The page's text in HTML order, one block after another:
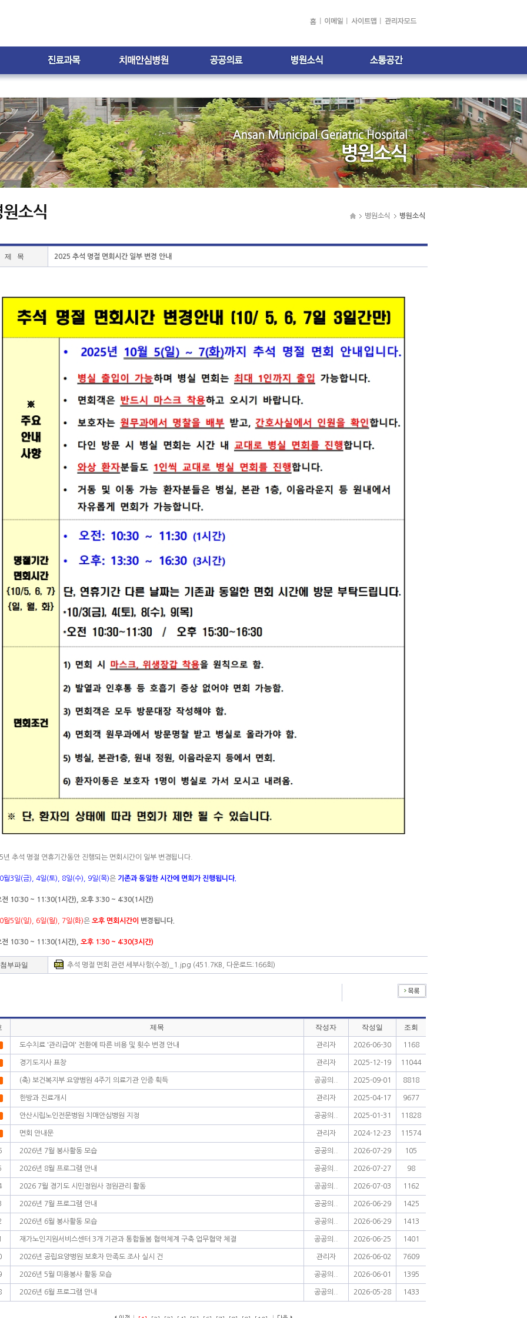
신경과
재활의학과
가정의학과
한방과
스누젤렌 치료실
지원프로그램
자원봉사 및 후원
가족 자조모임
프로그램 갤러리
월간소식지
병원소식
주간식단표
채용정보
고객의 소리
전문의 1:1 상담
병원소식 병원소식
제 목 2025 추석 명절 면회시간 일부 변경 안내
년 추석 명절 연휴기간동안 진행되는 면회시간이 일부 변경됩니다.
월3일(금), 4일(토), 8일(수), 9일(목)은 기존과 동일한 시간에 면회가 진행됩니다.
10:30 ~ 11:30(1시간), 오후 3:30 ~ 4:30(1시간)
월5일(일), 6일(월), 7일(화)은 오후 면회시간이 변경됩니다.
10:30 ~ 11:30(1시간), 오후 1:30 ~ 4:30(3시간)
첨부파일 추석 명절 면회 관련 세부사항(수정)_1.jpg (451.7KB, 다운로드:166회)
제목 작성자 작성일 조회
도수치료 '관리급여' 전환에 따른 비용 및 횟수 변경 안내 관리자 2026-06-30 1168
경기도지사 표창 관리자 2025-12-19 11044
(축) 보건복지부 요양병원 4주기 의료기관 인증 획득 공공의.. 2025-09-01 8818
한방과 진료개시 관리자 2025-04-17 9677
안산시립노인전문병원 치매안심병원 지정 공공의.. 2025-01-31 11828
면회 안내문 관리자 2024-12-23 11574
2026년 7월 봉사활동 모습 공공의.. 2026-07-29 105
2026년 8월 프로그램 안내 공공의.. 2026-07-27 98
2026 7월 경기도 시민정원사 정원관리 활동 공공의.. 2026-07-03 1162
2026년 7월 프로그램 안내 공공의.. 2026-06-29 1425
2026년 6월 봉사활동 모습 공공의.. 2026-06-29 1413
재가노인지원서비스센터 3개 기관과 통합돌봄 협력체계 구축 업무협약 체결 공공의.. 2026-06-25 1401
2026년 공립요양병원 보호자 만족도 조사 실시 건 관리자 2026-06-02 7609
2026년 5월 미용봉사 활동 모습 공공의.. 2026-06-01 1395
2026년 6월 프로그램 안내 공공의.. 2026-05-28 1433